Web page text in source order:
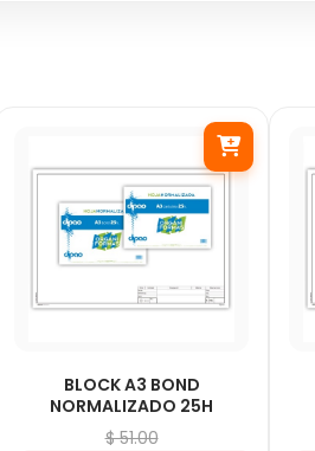
BLOCK A3 BOND
NORMALIZADO 25H
$ 51.00